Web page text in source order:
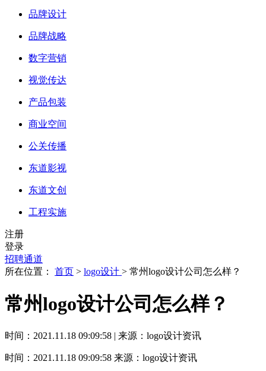
品牌设计
品牌战略
数字营销
视觉传达
产品包装
商业空间
公关传播
东道影视
东道文创
工程实施
注册
登录
招聘通道
所在位置： 首页 > logo设计 > 常州logo设计公司怎么样？
常州logo设计公司怎么样？
时间：2021.11.18 09:09:58 | 来源：logo设计资讯
时间：2021.11.18 09:09:58 来源：logo设计资讯